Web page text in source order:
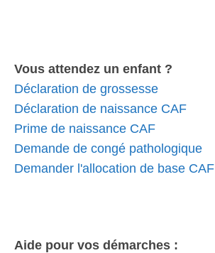
Vous attendez un enfant ?
Déclaration de grossesse
Déclaration de naissance CAF
Prime de naissance CAF
Demande de congé pathologique
Demander l'allocation de base CAF
Aide pour vos démarches :